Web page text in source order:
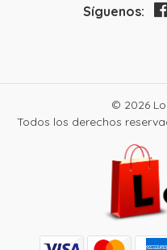
Síguenos:
© 2026
Todos los derechos